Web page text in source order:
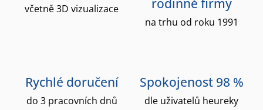
včetně 3D vizualizace
na trhu od roku 1991
Rychlé doručení
do 3 pracovních dnů
Spokojenost 98 %
dle uživatelů heureky